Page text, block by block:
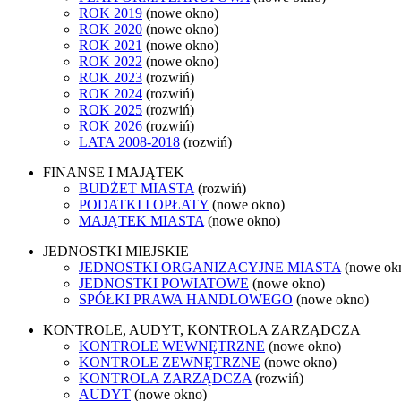
ROK 2019 (nowe okno)
ROK 2020 (nowe okno)
ROK 2021 (nowe okno)
ROK 2022 (nowe okno)
ROK 2023 (rozwiń)
ROK 2024 (rozwiń)
ROK 2025 (rozwiń)
ROK 2026 (rozwiń)
LATA 2008-2018 (rozwiń)
FINANSE I MAJĄTEK
BUDŻET MIASTA (rozwiń)
PODATKI I OPŁATY (nowe okno)
MAJĄTEK MIASTA (nowe okno)
JEDNOSTKI MIEJSKIE
JEDNOSTKI ORGANIZACYJNE MIASTA (nowe
JEDNOSTKI POWIATOWE (nowe okno)
SPÓŁKI PRAWA HANDLOWEGO (nowe okno)
KONTROLE, AUDYT, KONTROLA ZARZĄDCZA
KONTROLE WEWNĘTRZNE (nowe okno)
KONTROLE ZEWNĘTRZNE (nowe okno)
KONTROLA ZARZĄDCZA (rozwiń)
AUDYT (nowe okno)